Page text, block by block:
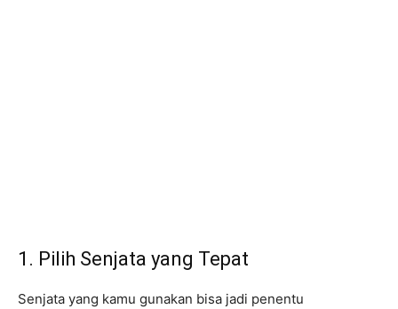
1. Pilih Senjata yang Tepat
Senjata yang kamu gunakan bisa jadi penentu